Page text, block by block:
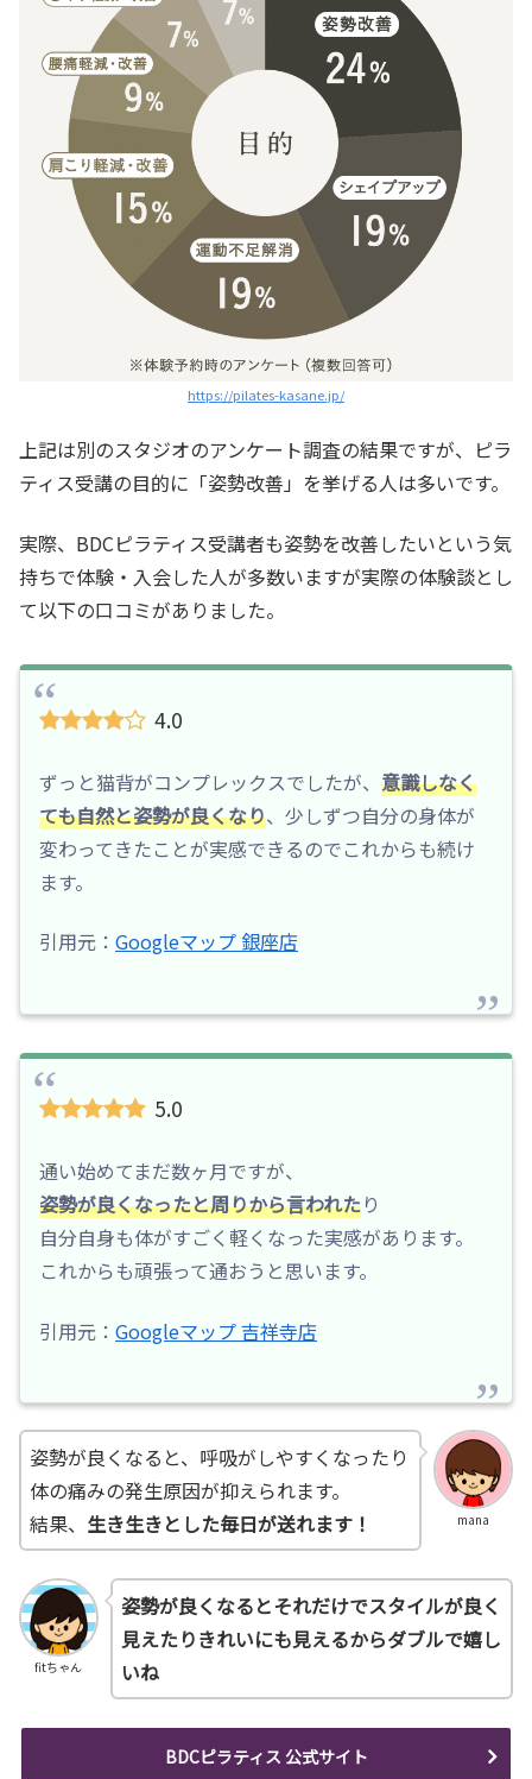
https://pilates-kasane.jp/
上記は別のスタジオのアンケート調査の結果ですが、ピラ
ティス受講の目的に「姿勢改善」を挙げる人は多いです。
実際、BDCピラティス受講者も姿勢を改善したいという気
持ちで体験・入会した人が多数いますが実際の体験談とし
て以下の口コミがありました。
4.0
ずっと猫背がコンプレックスでしたが、 意識しなく
ても自然と姿勢が良くなり、少しずつ自分の身体が
変わってきたことが実感できるのでこれからも続け
ます。
引用元： Googleマップ 銀座店
5.0
通い始めてまだ数ヶ月ですが、
姿勢が良くなったと周りから言われたり
自分自身も体がすごく軽くなった実感があります。
これからも頑張って通おうと思います。
引用元： Googleマップ 吉祥寺店
mana
姿勢が良くなると、呼吸がしやすくなったり
体の痛みの発生原因が抑えられます。
結果、 生き生きとした毎日が送れます！
fitちゃん
姿勢が良くなるとそれだけでスタイルが良く
見えたりきれいにも見えるからダブルで嬉し
いね
BDCピラティス 公式サイト